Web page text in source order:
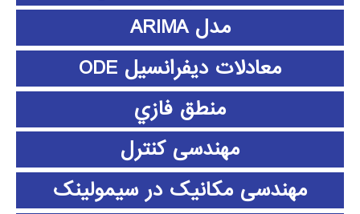
مدل ARIMA
معادلات دیفرانسیل ODE
منطق فازي
مهندسی کنترل
مهندسی مکانیک در سیمولینک